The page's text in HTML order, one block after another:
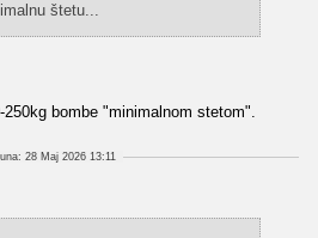
štetu...
bombe "minimalnom stetom".
28 Maj 2026 13:11